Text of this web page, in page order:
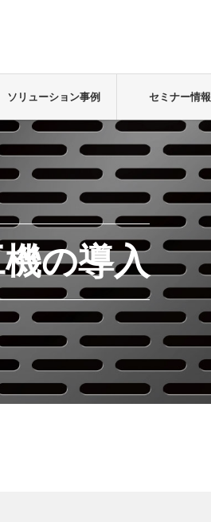
ソリューション事例 セミナー情報
の導入